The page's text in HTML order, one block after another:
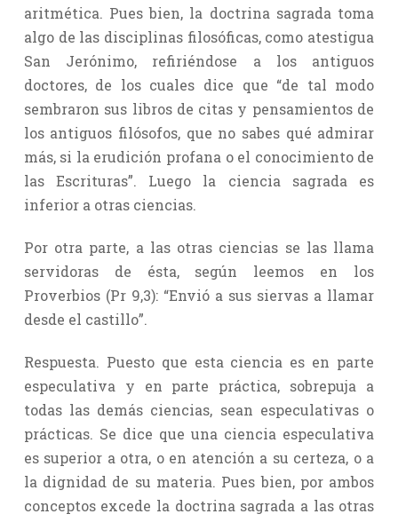
aritmética. Pues bien, la doctrina sagrada toma
algo de las disciplinas filosóficas, como atestigua
San Jerónimo, refiriéndose a los antiguos
doctores, de los cuales dice que “de tal modo
sembraron sus libros de citas y pensamientos de
los antiguos filósofos, que no sabes qué admirar
más, si la erudición profana o el conocimiento de
las Escrituras”. Luego la ciencia sagrada es
inferior a otras ciencias.
Por otra parte, a las otras ciencias se las llama
servidoras de ésta, según leemos en los
Proverbios (Pr 9,3): “Envió a sus siervas a llamar
desde el castillo”.
Respuesta. Puesto que esta ciencia es en parte
especulativa y en parte práctica, sobrepuja a
todas las demás ciencias, sean especulativas o
prácticas. Se dice que una ciencia especulativa
es superior a otra, o en atención a su certeza, o a
la dignidad de su materia. Pues bien, por ambos
conceptos excede la doctrina sagrada a las otras